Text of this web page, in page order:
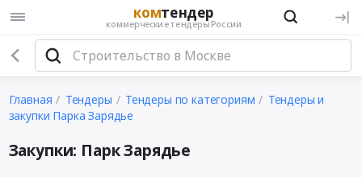
комтендер
коммерческие тендеры России
Главная Тендеры Тендеры по категориям
Тендеры и
закупки Парка Зарядье
Закупки: Парк Зарядье